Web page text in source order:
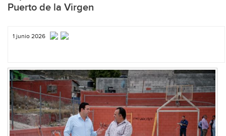
Puerto de la Virgen
1 junio 2026